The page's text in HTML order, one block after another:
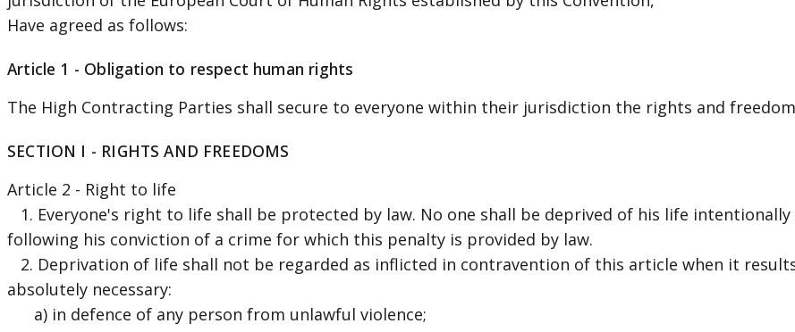
Have agreed as follows:
Article 1 - Obligation to respect human rights
The High Contracting Parties shall secure to everyone within their jurisdiction the rights and
SECTION I - RIGHTS AND FREEDOMS
Article 2 - Right to life
1. Everyone's right to life shall be protected by law. No one shall be deprived of his life
following his conviction of a crime for which this penalty is provided by law.
2. Deprivation of life shall not be regarded as inflicted in contravention of this article when it
absolutely necessary:
a) in defence of any person from unlawful violence;